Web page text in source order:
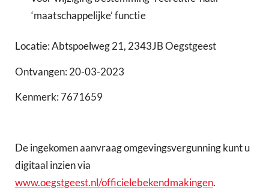
‘maatschappelijke’ functie
Locatie: Abtspoelweg 21, 2343JB Oegstgeest
Ontvangen: 20-03-2023
Kenmerk: 7671659
De ingekomen aanvraag omgevingsvergunning kunt u
digitaal inzien via
www.oegstgeest.nl/officielebekendmakingen.